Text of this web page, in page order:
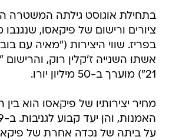
בתחילת אוגוסט גילתה המשטרה
ציורים ורישום של פיקאסו, שנגנבו
בפריז. שווי היצירות ("מאיה עם
אשתו השנייה ז'קלין רוק,
21") מוערך ב-50 מיליון יורו.
מחיר יצירותיו של פיקאסו הוא בין
על ביתה של נכדה אחרת של